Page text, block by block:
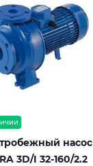
насос
3D/I 32-160/2.2